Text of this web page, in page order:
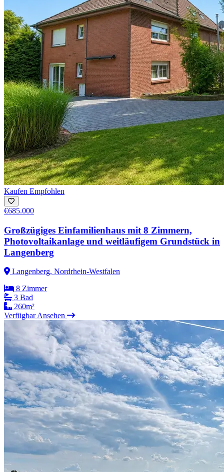
Kaufen Empfohlen
€685.000
Großzügiges Einfamilienhaus mit 8 Zimmern,
Photovoltaikanlage und weitläufigem Grundstück in
Langenberg
Langenberg, Nordrhein-Westfalen
8 Zimmer
3 Bad
260m²
VerfügbarAnsehen